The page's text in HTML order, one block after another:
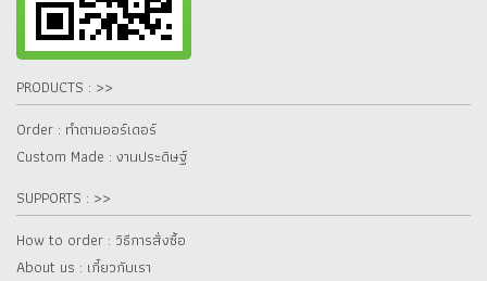
PRODUCTS : >>
Order : ทำตามออร์เดอร์
Custom Made : งานประดิษฐ์
SUPPORTS : >>
How to order : วิธีการสั่งซื้อ
About us : เกี๋ยวกับเรา